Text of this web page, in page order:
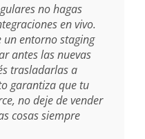
no hagas
en vivo.
un entorno staging
antes las nuevas
trasladarlas a
garantiza que tu
no deje de vender
cosas siempre